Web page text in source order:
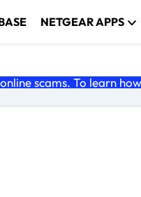
NETGEAR APPS
scams. To learn